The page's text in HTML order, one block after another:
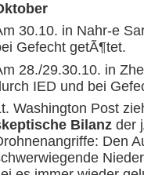
30.10. in Nahr-e
Gefecht getÃ¶tet.
28./29.30.10. in
IED und bei
Washington Post
Bilanz der
Den